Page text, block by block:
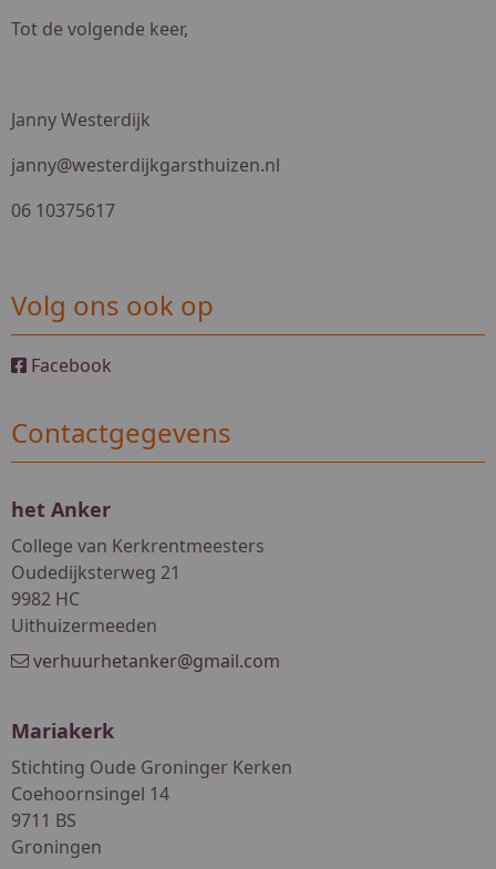
Tot de volgende keer,
Janny Westerdijk
janny@westerdijkgarsthuizen.nl
06 10375617
Volg ons ook op
Facebook
Contactgegevens
het Anker
College van Kerkrentmeesters
Oudedijksterweg 21
9982 HC
Uithuizermeeden
verhuurhetanker@gmail.com
Mariakerk
Stichting Oude Groninger Kerken
Coehoornsingel 14
9711 BS
Groningen